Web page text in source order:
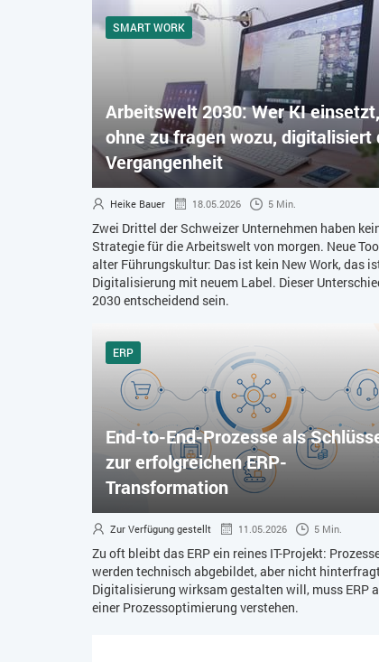
SMART WORK
Arbeitswelt 2030: Wer KI einsetzt,
ohne zu fragen wozu, digitalisiert
Vergangenheit
Heike Bauer 18.05.2026 5 Min.
Zwei Drittel der Schweizer Unternehmen haben
Strategie für die Arbeitswelt von morgen. Neue
alter Führungskultur: Das ist kein New Work, das
Digitalisierung mit neuem Label. Dieser
2030 entscheidend sein.
ERP
End-to-End-Prozesse als
zur erfolgreichen ERP-
Transformation
Zur Verfügung gestellt 11.05.2026 5 Min.
Zu oft bleibt das ERP ein reines IT-Projekt:
werden technisch abgebildet, aber nicht
Digitalisierung wirksam gestalten will, muss ERP
einer Prozessoptimierung verstehen.